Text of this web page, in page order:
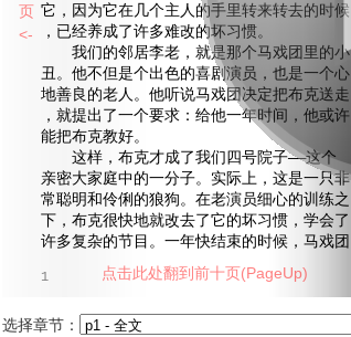
它，因为它在几个主人的手里转来转去的时候
，已经养成了许多难改的坏习惯。
我们的邻居李老，就是那个马戏团里的小
丑。他不但是个出色的喜剧演员，也是一个心
地善良的老人。他听说马戏团决定把布克送走
，就提出了一个要求：给他一年时间，他或许
能把布克教好。
这样，布克才成了我们四号院子——这个
亲密大家庭中的一分子。实际上，这是一只非
常聪明和伶俐的狼狗。在老演员细心的训练之
下，布克很快地就改去了它的坏习惯，学会了
许多复杂的节目。一年快结束的时候，马戏团
1
选择章节：
点击此处翻到前十页(PageUp)
页
<-